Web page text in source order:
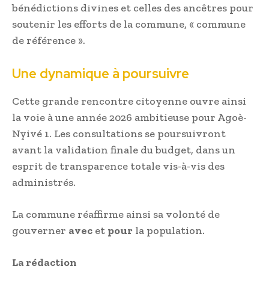
bénédictions divines et celles des ancêtres pour
soutenir les efforts de la commune, « commune
de référence ».
Une dynamique à poursuivre
Cette grande rencontre citoyenne ouvre ainsi
la voie à une année 2026 ambitieuse pour Agoè-
Nyivé 1. Les consultations se poursuivront
avant la validation finale du budget, dans un
esprit de transparence totale vis-à-vis des
administrés.
La commune réaffirme ainsi sa volonté de
gouverner avec et pour la population.
La rédaction